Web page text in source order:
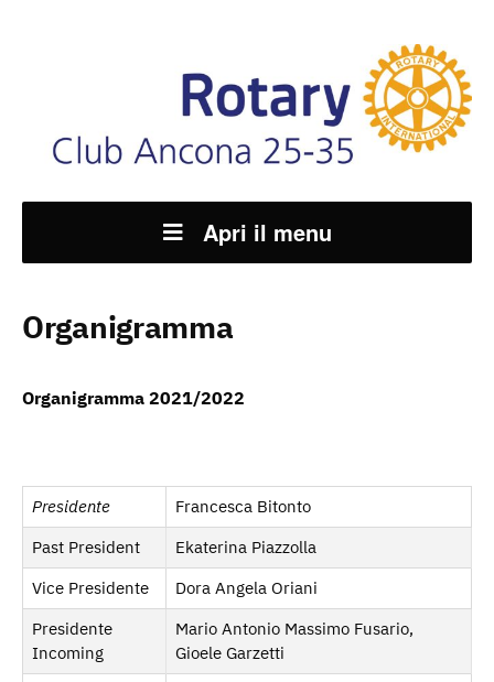
Apri il menu
Organigramma
Organigramma 2021/2022
Presidente
Francesca Bitonto
Past President
Ekaterina Piazzolla
Vice Presidente
Dora Angela Oriani
Presidente
Incoming
Mario Antonio Massimo Fusario,
Gioele Garzetti